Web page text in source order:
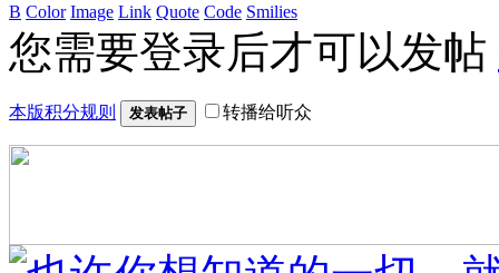
B Color Image Link Quote Code Smilies
您需要登录后才可以发帖
本版积分规则 发表帖子 转播给听众